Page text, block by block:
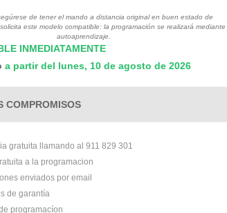
de tener el mando a distancia original en buen estado de
este modelo compatible: la programación se realizará mediante
autoaprendizaje.
INMEDIATAMENTE
a partir del lunes, 10 de agosto de 2026
COMPROMISOS
gratuita llamando al 911 829 301
a la programacion
enviados por email
de garantía
programacíon